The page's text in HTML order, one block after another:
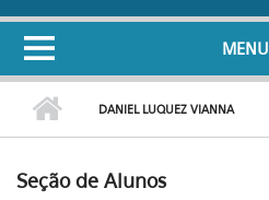
MENU
DANIEL LUQUEZ VIANNA
Seção de Alunos